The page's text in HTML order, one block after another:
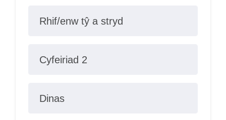
Rhif/enw tŷ a stryd
Cyfeiriad 2
Dinas